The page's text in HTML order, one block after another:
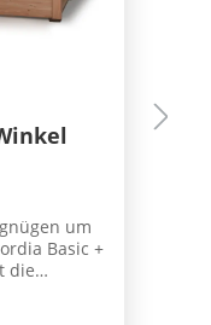
um
Basic +
die